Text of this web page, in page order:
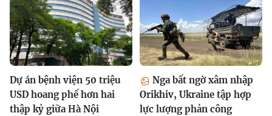
Dự án bệnh viện 50 triệu
USD hoang phế hơn hai
thập kỷ giữa Hà Nội
Nga bất ngờ xâm nhập
Orikhiv, Ukraine tập hợp
lực lượng phản công